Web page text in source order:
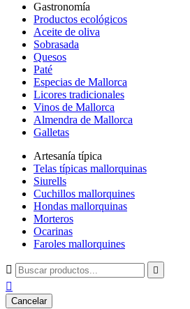
Gastronomía
Productos ecológicos
Aceite de oliva
Sobrasada
Quesos
Paté
Especias de Mallorca
Licores tradicionales
Vinos de Mallorca
Almendra de Mallorca
Galletas
Artesanía típica
Telas típicas mallorquinas
Siurells
Cuchillos mallorquines
Hondas mallorquinas
Morteros
Ocarinas
Faroles mallorquines
 

Cancelar